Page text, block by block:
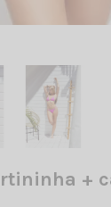
+